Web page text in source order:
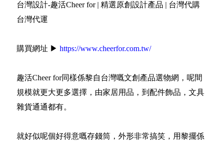
台灣設計-趣活Cheer for | 精選原創設計產品 | 台灣代購
台灣代運
購買網址 ▶ https://www.cheerfor.com.tw/
趣活Cheer for同樣係黎自台灣嘅文創產品選物網，呢間
規模就更大更多選擇，由家居用品，到配件飾品，文具
雜貨通通都有。
就好似呢個好得意嘅存錢筒，外形非常搞笑，用黎擺係